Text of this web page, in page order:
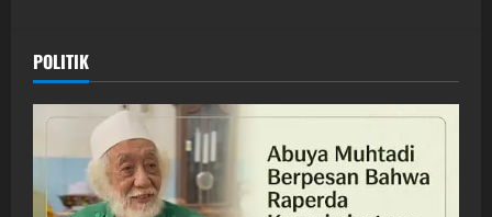
POLITIK